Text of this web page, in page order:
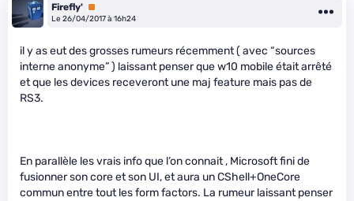
Firefly' Premium
Le 26/04/2017 à 16h24
il y as eut des grosses rumeurs récemment ( avec “sources
interne anonyme” ) laissant penser que w10 mobile était arrêté
et que les devices receveront une maj feature mais pas de
RS3.
En parallèle les vrais info que l’on connait , Microsoft fini de
fusionner son core et son UI, et aura un CShell+OneCore
commun entre tout les form factors. La rumeur laissant penser